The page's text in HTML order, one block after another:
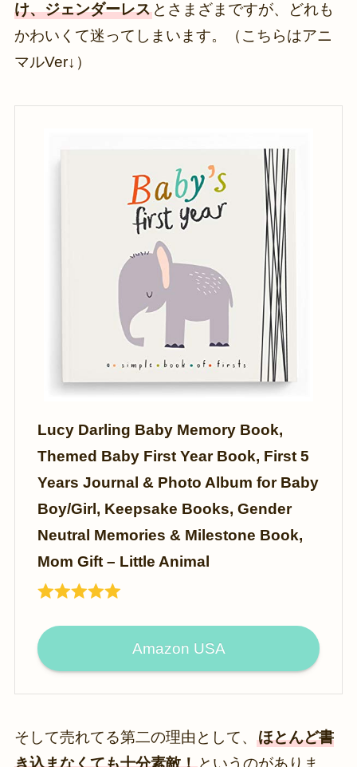
け、ジェンダーレスとさまざまですが、どれも
かわいくて迷ってしまいます。（こちらはアニ
マルVer↓）
Lucy Darling Baby Memory Book,
Themed Baby First Year Book, First 5
Years Journal & Photo Album for Baby
Boy/Girl, Keepsake Books, Gender
Neutral Memories & Milestone Book,
Mom Gift – Little Animal
Amazon USA
そして売れてる第二の理由として、 ほとんど書